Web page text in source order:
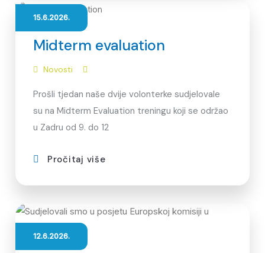
15.6.2026.
Midterm evaluation
Novosti
Prošli tjedan naše dvije volonterke sudjelovale
su na Midterm Evaluation treningu koji se održao
u Zadru od 9. do 12
Pročitaj više
12.6.2026.